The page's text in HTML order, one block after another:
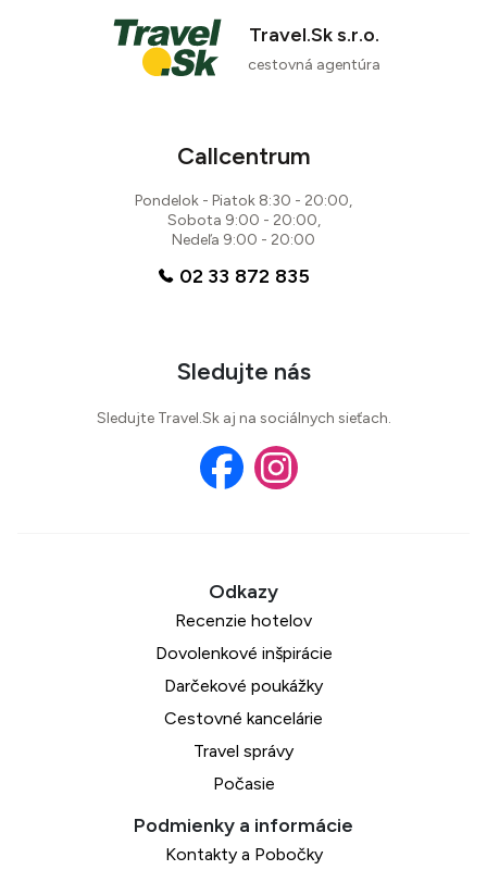
Travel.Sk s.r.o.
cestovná agentúra
Callcentrum
Pondelok - Piatok 8:30 - 20:00,
Sobota 9:00 - 20:00,
Nedeľa 9:00 - 20:00
02 33 872 835
Sledujte nás
Sledujte Travel.Sk aj na sociálnych sieťach.
Recenzie hotelov
Dovolenkové inšpirácie
Darčekové poukážky
Cestovné kancelárie
Travel správy
Počasie
Kontakty a Pobočky